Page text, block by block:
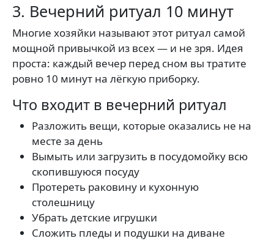
3. Вечерний ритуал 10 минут
Многие хозяйки называют этот ритуал самой
мощной привычкой из всех — и не зря. Идея
проста: каждый вечер перед сном вы тратите
ровно 10 минут на лёгкую приборку.
Что входит в вечерний ритуал
Разложить вещи, которые оказались не на
месте за день
Вымыть или загрузить в посудомойку всю
скопившуюся посуду
Протереть раковину и кухонную
столешницу
Убрать детские игрушки
Сложить пледы и подушки на диване